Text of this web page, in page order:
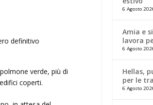
verde, più di
coperti.
6 Agosto
Amia e
lavora
6 Agosto
Hellas,
per le
6 Agosto